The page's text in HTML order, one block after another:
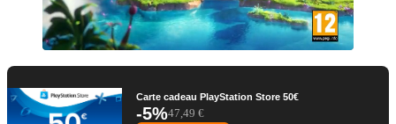
Carte cadeau PlayStation Store 50€
-5%47,49 €